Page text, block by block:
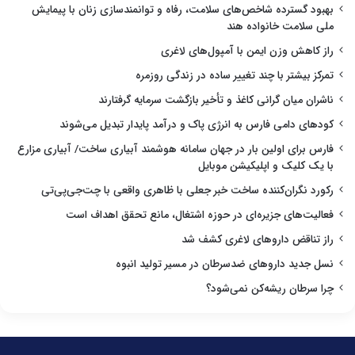
بهبود گسترده شاخص‌های سلامت، رفاه و توانمندسازی زنان با پیمایش
ملی سلامت خانواده هند
راز کاهش وزن ایمن با آمپول‌های لاغری
تمرکز بیشتر با چند تغییر ساده در زندگی روزمره
ناشران میان گرانی کاغذ و تأخیر بازگشت سرمایه گرفتارند
کودهای دامی فارس به انرژی پاک و درآمد پایدار تبدیل می‌شوند
فارس برای اولین بار در جهان سامانه هوشمند آبیاری ساخت/ آبیاری مزارع
با یک کلیک و اپلیکیشن موبایل
رکورد نگران‌کننده ساخت خبر جعلی با ظاهری واقعی با چت‌جی‌پی‌تی
فعالیت‌های جزیره‌ای در حوزه اشتغال، مانع تحقق اهداف است
راز تناقض داروهای لاغری کشف شد
نسل جدید داروهای ضدسرطان در مسیر تولید انبوه
چرا سرطان ریشه‌کن نمی‌شود؟